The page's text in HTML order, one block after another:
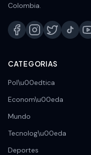
Colombia.
CATEGORIAS
Pol\u00edtica
Econom\u00eda
Mundo
Tecnolog\u00eda
Deportes